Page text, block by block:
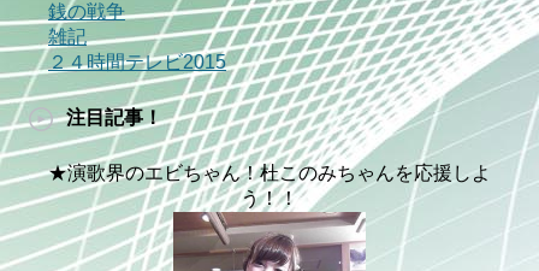
銭の戦争
雑記
２４時間テレビ2015
注目記事！
★演歌界のエビちゃん！杜このみちゃんを応援しよ
う！！